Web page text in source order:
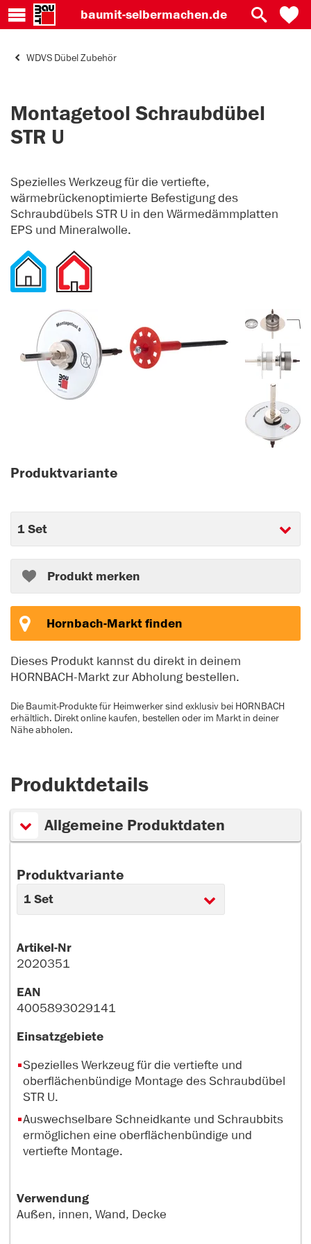
baumit-selbermachen.de
WDVS Dübel Zubehör
Montagetool Schraubdübel
STR U
Spezielles Werkzeug für die vertiefte,
wärmebrückenoptimierte Befestigung des
Schraubdübels STR U in den Wärmedämmplatten
EPS und Mineralwolle.
Produktvariante
Produkt merken
Hornbach-Markt finden
Dieses Produkt kannst du direkt in deinem
HORNBACH-Markt zur Abholung bestellen.
Die Baumit-Produkte für Heimwerker sind exklusiv bei HORNBACH
erhältlich. Direkt online kaufen, bestellen oder im Markt in deiner
Nähe abholen.
Produktdetails
Allgemeine Produktdaten
Produktvariante
Artikel-Nr
2020351
EAN
4005893029141
Einsatzgebiete
Spezielles Werkzeug für die vertiefte und
oberflächenbündige Montage des Schraubdübel
STR U.
Auswechselbare Schneidkante und Schraubbits
ermöglichen eine oberflächenbündige und
vertiefte Montage.
Verwendung
Außen, innen, Wand, Decke